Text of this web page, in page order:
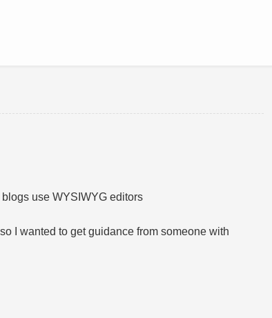
use WYSIWYG editors
I wanted to get guidance from someone with